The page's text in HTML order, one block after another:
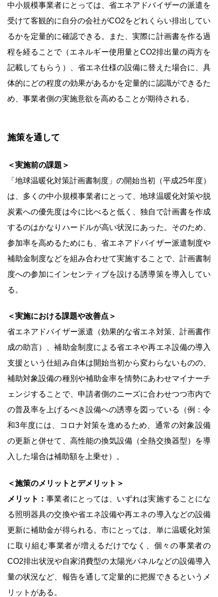
中小規模事業者にとっては、省エネアドバイザーの派遣を
受けて客観的に自分の会社がCO2をどれくらい排出してい
るかを定量的に確認できる。また、実際に計画書を作る過
程を経ることで（エネルギー使用量とCO2排出量の両方を
記載してもらう）、省エネ仕様の設備に替えた場合に、具
体的にどの程度の効果があるかを定量的に認識ができるた
め、事業者側の実施意欲を高めることが期待される。
施策を通して
＜実施前の課題＞
「地球温暖化対策計画書制度」の開始当初（平成25年度）
は、多くの中小規模事業者にとって、地球温暖化対策や脱
炭素への優先度は今に比べると低く、独自で計画書を作成
するのはかなりハードルが高い状況にあった。そのため、
参加率を高めるためにも、省エネアドバイザー派遣制度や
補助金制度などを組み合わせて実施することで、計画書制
度への参加にインセンティブを設ける誘導策を導入してい
る。
＜実施における課題や改善点＞
省エネアドバイザー派遣（効果的な省エネ対策、計画書作
成の助言）、補助金制度による省エネや再エネ設備の導入
支援という仕組み自体は開始当初から変わらないものの、
補助対象設備の種別や補助金率を情勢にあわせマイナーチ
ェンジすることで、申請者側のニーズに合わせつつ市内で
の普及率を上げるべき設備への誘導を図っている（例：令
和3年度には、コロナ対策を進めるため、通常の対象設備
の更新と併せて、高性能の換気設備（全熱交換器型）を導
入した場合は補助額を上乗せ）。
＜施策のメリットとデメリット＞
メリット：事業者にとっては、いずれは実施することにな
る照明器具の交換や省エネ設備や再エネの導入などの設備
更新に補助金が得られる。市にとっては、単に温暖化対策
に取り組む事業者が増えるだけでなく、個々の事業者の
CO2排出状況や自家消費型の太陽光パネルなどの設備導入
量の状況など、報告を通して定量的に把握できるというメ
リットがある。